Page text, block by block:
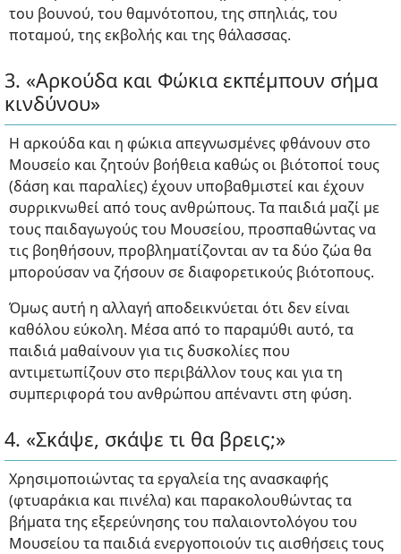
του βουνού, του θαμνότοπου, της σπηλιάς, του
ποταμού, της εκβολής και της θάλασσας.
3. «Αρκούδα και Φώκια εκπέμπουν σήμα
κινδύνου»
Η αρκούδα και η φώκια απεγνωσμένες φθάνουν στο
Μουσείο και ζητούν βοήθεια καθώς οι βιότοποί τους
(δάση και παραλίες) έχουν υποβαθμιστεί και έχουν
συρρικνωθεί από τους ανθρώπους. Τα παιδιά μαζί με
τους παιδαγωγούς του Μουσείου, προσπαθώντας να
τις βοηθήσουν, προβληματίζονται αν τα δύο ζώα θα
μπορούσαν να ζήσουν σε διαφορετικούς βιότοπους.
Όμως αυτή η αλλαγή αποδεικνύεται ότι δεν είναι
καθόλου εύκολη. Μέσα από το παραμύθι αυτό, τα
παιδιά μαθαίνουν για τις δυσκολίες που
αντιμετωπίζουν στο περιβάλλον τους και για τη
συμπεριφορά του ανθρώπου απέναντι στη φύση.
4. «Σκάψε, σκάψε τι θα βρεις;»
Χρησιμοποιώντας τα εργαλεία της ανασκαφής
(φτυαράκια και πινέλα) και παρακολουθώντας τα
βήματα της εξερεύνησης του παλαιοντολόγου του
Μουσείου τα παιδιά ενεργοποιούν τις αισθήσεις τους